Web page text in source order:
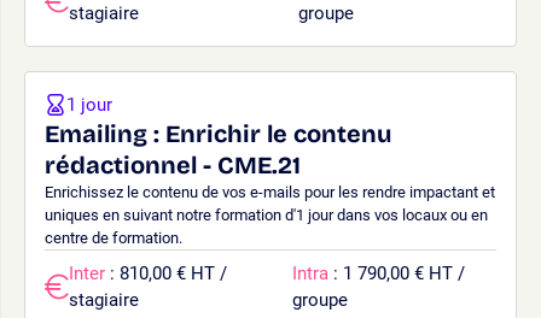
stagiaire
groupe
Emailing : Enrichir le contenu
rédactionnel - CME.21
Enrichissez le contenu de vos e-mails pour les rendre impactant et
uniques en suivant notre formation d'1 jour dans vos locaux ou en
centre de formation.
1 jour
Inter : 810,00 € HT /
stagiaire
Intra : 1 790,00 € HT /
groupe